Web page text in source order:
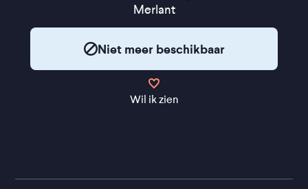
Merlant
Niet meer beschikbaar
Wil ik zien